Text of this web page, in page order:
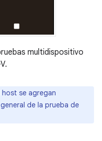
multidispositivo
se agregan
de la prueba de